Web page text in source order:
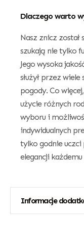
Dlaczego warto
Nasz znicz
szukają nie tylko
Jego wysoka
służył przez
pogody. Co
użycie różnych
wyboru i
indywidualnych
tylko godnie uczci
elegancji
Informacje